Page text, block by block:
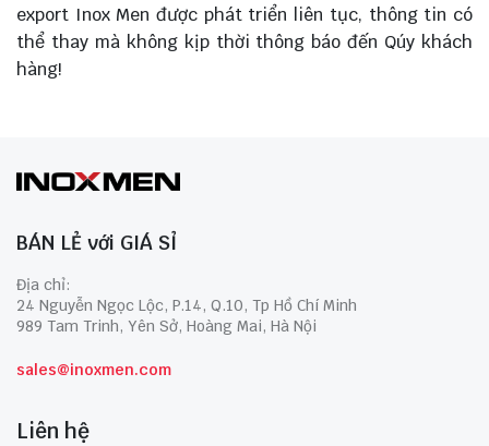
export Inox Men được phát triển liên tục, thông tin có
thể thay mà không kịp thời thông báo đến Qúy khách
hàng!
BÁN LẺ với GIÁ SỈ
Địa chỉ:
24 Nguyễn Ngọc Lộc, P.14, Q.10, Tp Hồ Chí Minh
989 Tam Trinh, Yên Sở, Hoàng Mai, Hà Nội
sales@inoxmen.com
Liên hệ